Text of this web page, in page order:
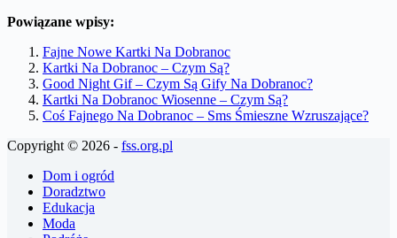
Powiązane wpisy:
Fajne Nowe Kartki Na Dobranoc
Kartki Na Dobranoc – Czym Są?
Good Night Gif – Czym Są Gify Na Dobranoc?
Kartki Na Dobranoc Wiosenne – Czym Są?
Coś Fajnego Na Dobranoc – Sms Śmieszne Wzruszające?
Copyright © 2026 - fss.org.pl
Dom i ogród
Doradztwo
Edukacja
Moda